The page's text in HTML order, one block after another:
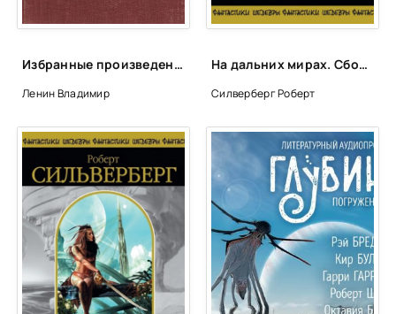
0039
0043
0044
0045
0046
0047
0049
Избранные произведения в 4-х томах - Владимир Ленин
Ленин Владимир
На дальних мирах. Сборник - Роберт Силверберг
Силверберг Роберт